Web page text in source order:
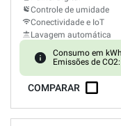
Controle de umidade
Conectividade e IoT
Lavagem automática
Consumo em
Emissões de
COMPARAR